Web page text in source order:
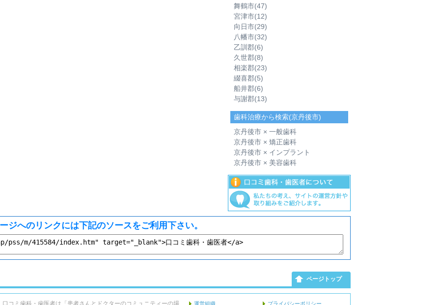
舞鶴市(47)
宮津市(12)
向日市(29)
八幡市(32)
乙訓郡(6)
久世郡(8)
相楽郡(23)
綴喜郡(5)
船井郡(6)
与謝郡(13)
歯科治療から検索(京丹後市)
京丹後市 × 一般歯科
京丹後市 × 矯正歯科
京丹後市 × インプラント
京丹後市 × 美容歯科
ジへのリンクには下記のソースをご利用下さい。
ページトップ
口コミ歯科・歯医者は「患者さんとドクターのコミュニティーの場 運営組織 プライバシーポリシー